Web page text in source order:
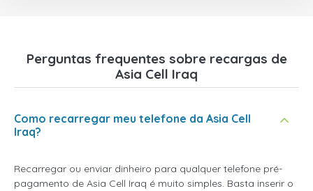
Perguntas frequentes sobre recargas de
Asia Cell Iraq
Como recarregar meu telefone da Asia Cell
Iraq?
Recarregar ou enviar dinheiro para qualquer telefone pré-
pagamento de Asia Cell Iraq é muito simples. Basta inserir o